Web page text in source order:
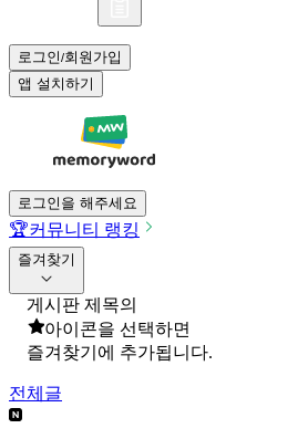
로그인/회원가입
앱 설치하기
로그인을 해주세요
🏆커뮤니티 랭킹
즐겨찾기
게시판 제목의
아이콘을 선택하면
즐겨찾기에 추가됩니다.
전체글